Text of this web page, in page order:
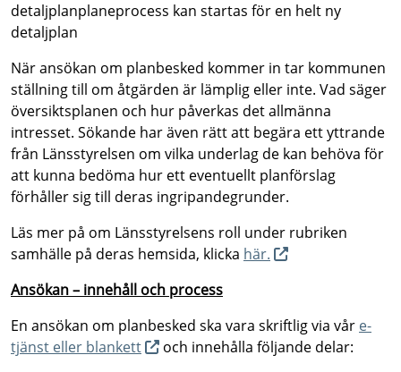
detaljplanplaneprocess kan startas för en helt ny
detaljplan
När ansökan om planbesked kommer in tar kommunen
ställning till om åtgärden är lämplig eller inte. Vad säger
översiktsplanen och hur påverkas det allmänna
intresset. Sökande har även rätt att begära ett yttrande
från Länsstyrelsen om vilka underlag de kan behöva för
att kunna bedöma hur ett eventuellt planförslag
förhåller sig till deras ingripandegrunder.
Läs mer på om Länsstyrelsens roll under rubriken
samhälle på deras hemsida, klicka här.
Ansökan – innehåll och process
En ansökan om planbesked ska vara skriftlig via vår e-
tjänst eller blankett
och innehålla följande delar: